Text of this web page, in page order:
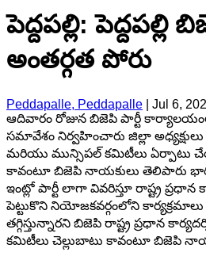
పెద్దపల్లి: పెద్దపల్లి
అంతర్గత పోరు
Peddapalle, Peddapalle
Jul 6,
ఆదివారం రోజున బిజెపి పార్టీ
సమావేశం నిర్వహించారు జిల్లా
మరియు మున్సిపల్ కమిటీలు ఏర్పాటు
కావంటూ బిజెపి నాయకులు తెలిపారు
ఇంట్లో పార్టీ లాగా వివరిస్తూ రాష్ట్ర ప్రధాన
పెట్టుకొని నియోజకవర్గంలోని
తగ్గిస్తున్నారని బిజెపి రాష్ట్ర ప్రధాన
కమిటీలు చెల్లుబాటు కావంటూ బిజెపి